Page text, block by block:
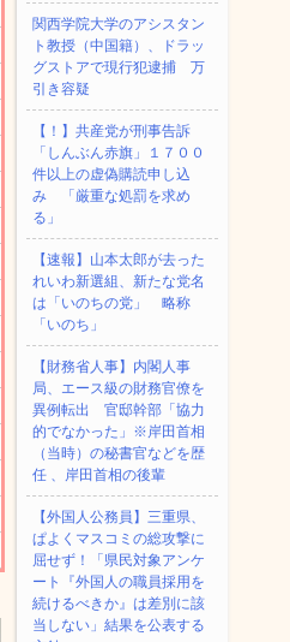
関西学院大学のアシスタン
ト教授（中国籍）、ドラッ
グストアで現行犯逮捕 万
引き容疑
【！】共産党が刑事告訴
「しんぶん赤旗」１７００
件以上の虚偽購読申し込
み 「厳重な処罰を求め
る」
【速報】山本太郎が去った
れいわ新選組、新たな党名
は「いのちの党」 略称
「いのち」
【財務省人事】内閣人事
局、エース級の財務官僚を
異例転出 官邸幹部「協力
的でなかった」※岸田首相
（当時）の秘書官などを歴
任 、岸田首相の後輩
【外国人公務員】三重県、
ぱよくマスコミの総攻撃に
屈せず！「県民対象アンケ
ート『外国人の職員採用を
続けるべきか』は差別に該
当しない」結果を公表する